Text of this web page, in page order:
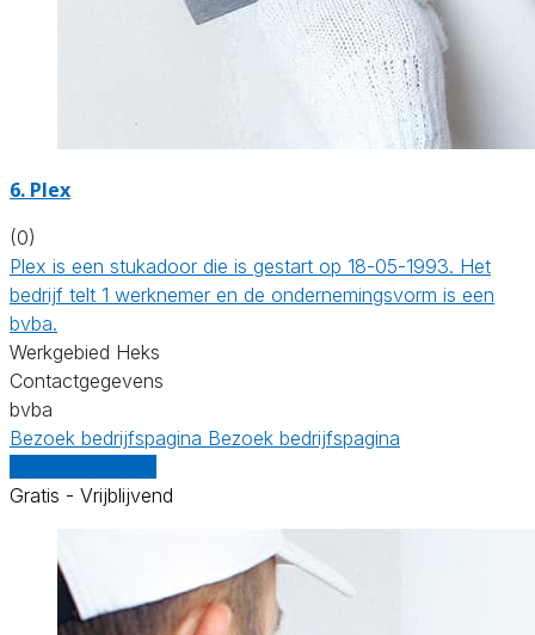
6. Plex
(0)
Plex is een stukadoor die is gestart op 18-05-1993. Het
bedrijf telt 1 werknemer en de ondernemingsvorm is een
bvba.
Werkgebied Heks
Contactgegevens
bvba
Bezoek bedrijfspagina Bezoek bedrijfspagina
Gratis - Vrijblijvend